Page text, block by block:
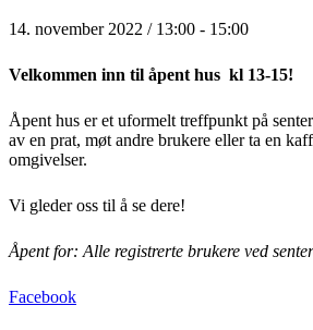
14. november 2022 / 13:00 - 15:00
Velkommen inn til åpent hus kl 13-15!
Åpent hus er et uformelt treffpunkt på
av en prat, møt andre brukere eller ta en
omgivelser.
Vi gleder oss til å se dere!
Åpent for: Alle registrerte brukere ved
Facebook